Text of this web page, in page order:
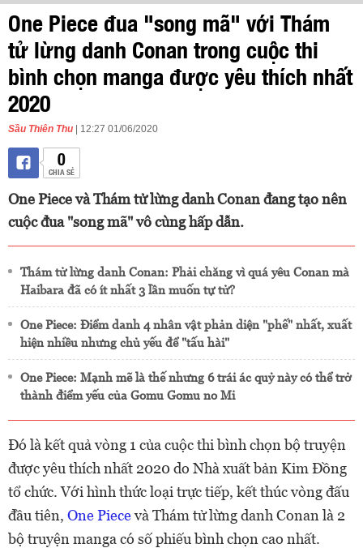
One Piece đua "song mã" với Thám
tử lừng danh Conan trong cuộc thi
bình chọn manga được yêu thích nhất
2020
Sầu Thiên Thu | 12:27 01/06/2020
0
CHIA SẺ
One Piece và Thám tử lừng danh Conan đang tạo nên
cuộc đua "song mã" vô cùng hấp dẫn.
Thám tử lừng danh Conan: Phải chăng vì quá yêu Conan mà
Haibara đã có ít nhất 3 lần muốn tự tử?
One Piece: Điểm danh 4 nhân vật phản diện "phế" nhất, xuất
hiện nhiều nhưng chủ yếu để "tấu hài"
One Piece: Mạnh mẽ là thế nhưng 6 trái ác quỷ này có thể trở
thành điểm yếu của Gomu Gomu no Mi
Đó là kết quả vòng 1 của cuộc thi bình chọn bộ truyện
được yêu thích nhất 2020 do Nhà xuất bản Kim Đồng
tổ chức. Với hình thức loại trực tiếp, kết thúc vòng đấu
đầu tiên, One Piecevà Thám tử lừng danh Conan là 2
bộ truyện manga có số phiếu bình chọn cao nhất.